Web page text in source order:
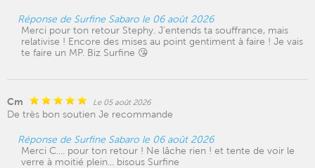
Réponse de Surfine Sabaro le 06 août 2026
Merci pour ton retour Stephy. J'entends ta souffrance, mais
relativise ! Encore des mises au point gentiment à faire ! Je vais
te faire un MP. Biz Surfine 😘
Cm Le 05 août 2026
De très bon soutien Je recommande
Réponse de Surfine Sabaro le 06 août 2026
Merci C.... pour ton retour ! Ne lâche rien ! et tente de voir le
verre à moitié plein... bisous Surfine